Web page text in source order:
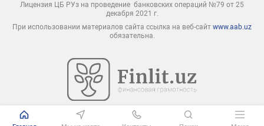
Лицензия ЦБ РУз на проведение банковских операций №79 от 25
декабря 2021 г.
При использовании материалов сайта ссылка на веб-сайт www.aab.uz
обязательна.